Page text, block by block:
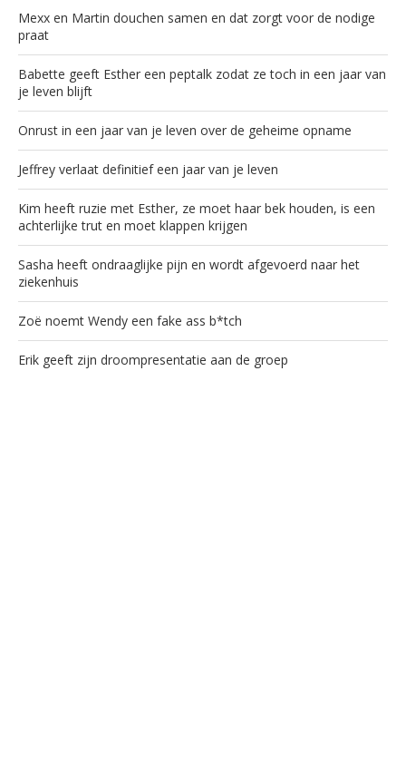
Mexx en Martin douchen samen en dat zorgt voor de nodige
praat
Babette geeft Esther een peptalk zodat ze toch in een jaar van
je leven blijft
Onrust in een jaar van je leven over de geheime opname
Jeffrey verlaat definitief een jaar van je leven
Kim heeft ruzie met Esther, ze moet haar bek houden, is een
achterlijke trut en moet klappen krijgen
Sasha heeft ondraaglijke pijn en wordt afgevoerd naar het
ziekenhuis
Zoë noemt Wendy een fake ass b*tch
Erik geeft zijn droompresentatie aan de groep